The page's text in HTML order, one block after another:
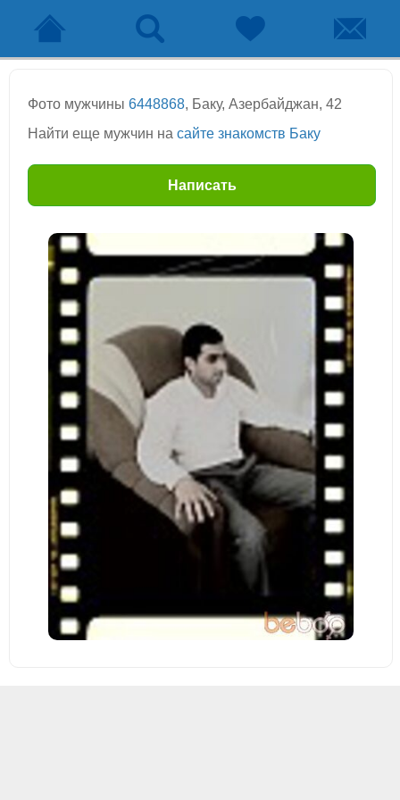
Фото мужчины 6448868, Баку, Азербайджан, 42
Найти еще мужчин на сайте знакомств Баку
Написать